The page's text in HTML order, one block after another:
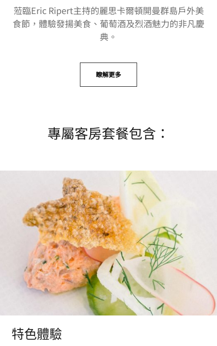
蒞臨Eric Ripert主持的麗思卡爾頓開曼群島戶外美
食節，體驗發揚美食、葡萄酒及烈酒魅力的非凡慶
典。
瞭解更多
專屬客房套餐包含：
特色體驗